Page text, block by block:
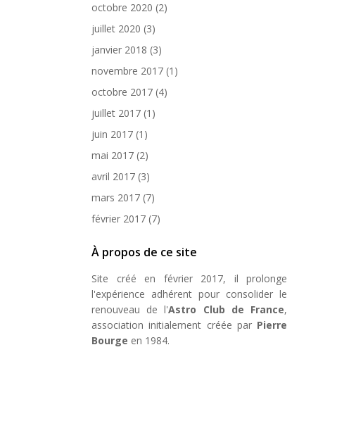
octobre 2020 (2)
juillet 2020 (3)
janvier 2018 (3)
novembre 2017 (1)
octobre 2017 (4)
juillet 2017 (1)
juin 2017 (1)
mai 2017 (2)
avril 2017 (3)
mars 2017 (7)
février 2017 (7)
À propos de ce site
Site créé en février 2017, il prolonge
l'expérience adhérent pour consolider le
renouveau de l'Astro Club de France,
association initialement créée par Pierre
Bourge en 1984.